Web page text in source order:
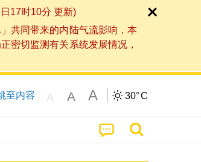
17时10分 更新)
共同带来的内陆气流影响，本
密切监测有关系统发展情况，
至内容 A A A 30°C